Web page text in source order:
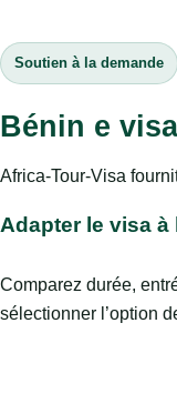
Soutien à la demande
Bénin e
Africa-Tour-Visa
Adapter le visa à
Comparez durée,
sélectionner l’option